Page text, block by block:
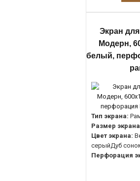
Экран
Модерн,
белый,
Тип экрана:
Размер
Цвет экрана:
серыйДуб
Перфорация